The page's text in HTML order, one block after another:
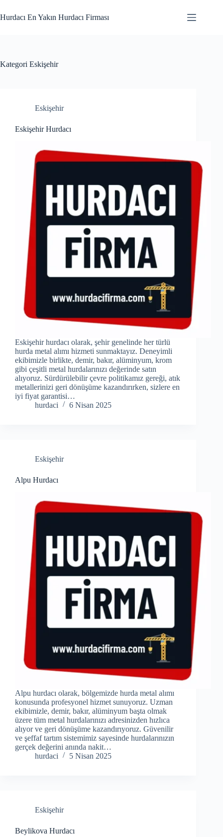
to
content
Hurdacı En Yakın Hurdacı Firması
Kategori Eskişehir
Eskişehir
Eskişehir Hurdacı
Eskişehir hurdacı olarak, şehir genelinde her türlü
hurda metal alımı hizmeti sunmaktayız. Deneyimli
ekibimizle birlikte, demir, bakır, alüminyum, krom
gibi çeşitli metal hurdalarınızı değerinde satın
alıyoruz. Sürdürülebilir çevre politikamız gereği, atık
metallerinizi geri dönüşüme kazandırırken, sizlere en
iyi fiyat garantisi…
hurdaci
6 Nisan 2025
Eskişehir
Alpu Hurdacı
Alpu hurdacı olarak, bölgemizde hurda metal alımı
konusunda profesyonel hizmet sunuyoruz. Uzman
ekibimizle, demir, bakır, alüminyum başta olmak
üzere tüm metal hurdalarınızı adresinizden hızlıca
alıyor ve geri dönüşüme kazandırıyoruz. Güvenilir
ve şeffaf tartım sistemimiz sayesinde hurdalarınızın
gerçek değerini anında nakit…
hurdaci
5 Nisan 2025
Eskişehir
Beylikova Hurdacı